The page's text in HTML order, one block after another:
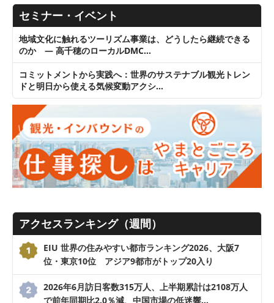
セミナー・イベント
地域文化に触れるツーリズム事業は、どうしたら継続できる
のか ― 高千穂のローカルDMC…
コミットメントから実践へ：世界のサステナブル観光トレン
ドと明日から使える気候変動アクシ…
アクセスランキング（週間）
EIU 世界の住みやすい都市ランキング2026、大阪7
位・東京10位 アジア9都市がトップ20入り
2026年6月訪日客数315万人、上半期累計は2108万人
で前年同期比2.0％減、中国市場の低迷響…